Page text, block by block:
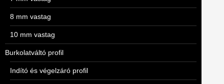
8 mm vastag
10 mm vastag
Burkolatváltó profil
Indító és végelzáró profil